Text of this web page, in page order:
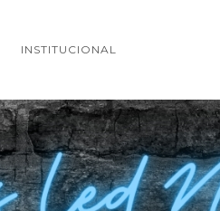
INSTITUCIONAL